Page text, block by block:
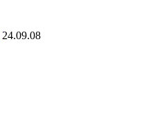
24.09.08